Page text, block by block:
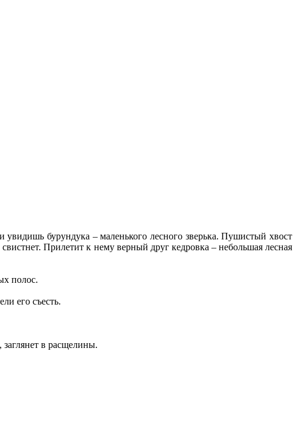
бурундука – маленького лесного зверька. Пушистый хвост
Прилетит к нему верный друг кедровка – небольшая лесная
полос.
его съесть.
заглянет в расщелины.